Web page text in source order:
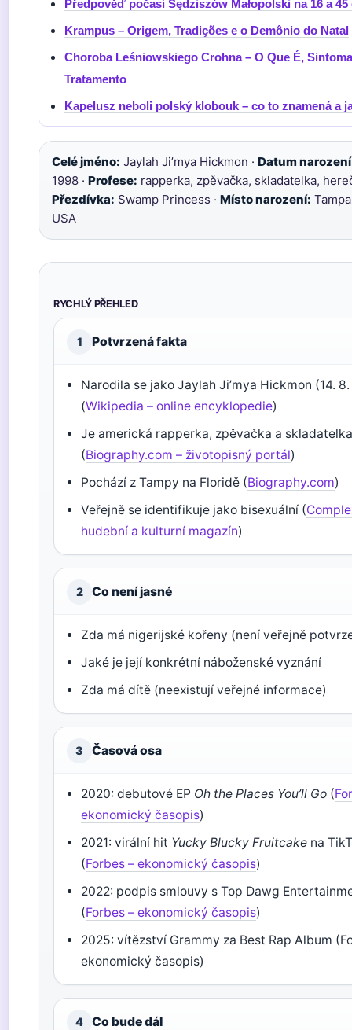
Předpověď počasí Sędziszów Małopolski na 16 a 45
Krampus – Origem, Tradições e o Demônio do Natal
Choroba Leśniowskiego Crohna – O Que É,
Tratamento
Kapelusz neboli polský klobouk – co to znamená a
Celé jméno: Jaylah Ji’mya Hickmon · Datum
1998 · Profese: rapperka, zpěvačka, skladatelka,
Přezdívka: Swamp Princess · Místo narození:
USA
RYCHLÝ PŘEHLED
1 Potvrzená fakta
Narodila se jako Jaylah Ji’mya Hickmon (14.
(Wikipedia – online encyklopedie)
Je americká rapperka, zpěvačka a
(Biography.com – životopisný portál)
Pochází z Tampy na Floridě (Biography.com)
Veřejně se identifikuje jako bisexuální (
hudební a kulturní magazín)
2 Co není jasné
Zda má nigerijské kořeny (není veřejně
Jaké je její konkrétní náboženské vyznání
Zda má dítě (neexistují veřejné informace)
3 Časová osa
2020: debutové EP Oh the Places You’ll Go (
ekonomický časopis)
2021: virální hit Yucky Blucky Fruitcake na
(Forbes – ekonomický časopis)
2022: podpis smlouvy s Top Dawg
(Forbes – ekonomický časopis)
2025: vítězství Grammy za Best Rap Album
ekonomický časopis)
4 Co bude dál